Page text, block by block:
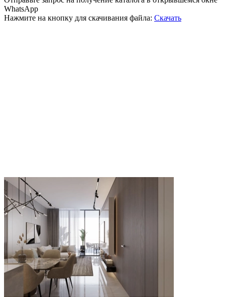
WhatsApp
Нажмите на кнопку для скачивания файла: Скачать